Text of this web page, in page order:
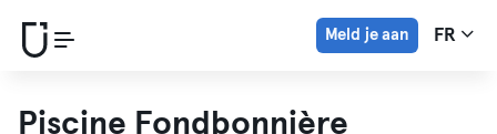
Meld je aan FR
Piscine Fondbonnière